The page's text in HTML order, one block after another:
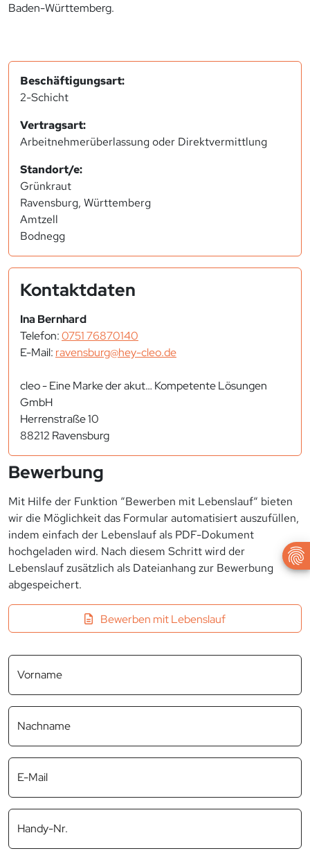
Baden-Württemberg.
Beschäftigungsart:
2-Schicht
Vertragsart:
Arbeitnehmerüberlassung oder Direktvermittlung
Standort/e:
Grünkraut
Ravensburg, Württemberg
Amtzell
Bodnegg
Kontaktdaten
Ina Bernhard
Telefon:0751 76870140
E-Mail: ravensburg@hey-cleo.de
cleo - Eine Marke der akut… Kompetente Lösungen
GmbH
Herrenstraße 10
88212 Ravensburg
Bewerbung
Mit Hilfe der Funktion “Bewerben mit Lebenslauf“ bieten
wir die Möglichkeit das Formular automatisiert auszufüllen,
indem einfach der Lebenslauf als PDF-Dokument
hochgeladen wird. Nach diesem Schritt wird der
Lebenslauf zusätzlich als Dateianhang zur Bewerbung
abgespeichert.
Bewerben mit Lebenslauf
Vorname
Nachname
E-Mail
Handy-Nr.